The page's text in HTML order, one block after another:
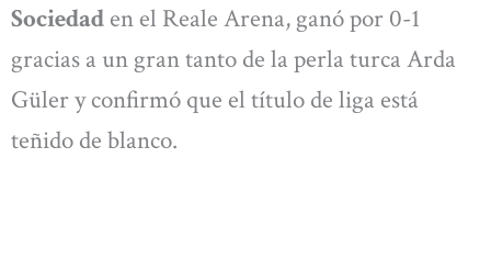
Sociedad en el Reale Arena, ganó por 0-1
gracias a un gran tanto de la perla turca Arda
Güler y confirmó que el título de liga está
teñido de blanco.